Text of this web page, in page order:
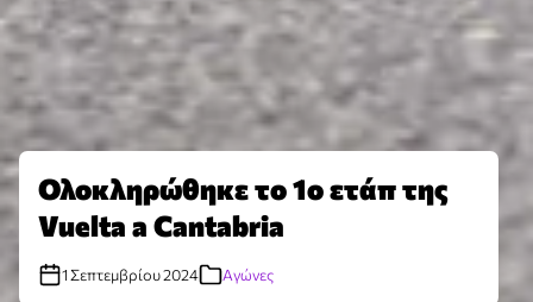
Ολοκληρώθηκε το 1ο ετάπ της
Vuelta a Cantabria
1 Σεπτεμβρίου 2024 Αγώνες